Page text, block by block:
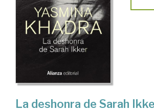
La deshonra de Sarah